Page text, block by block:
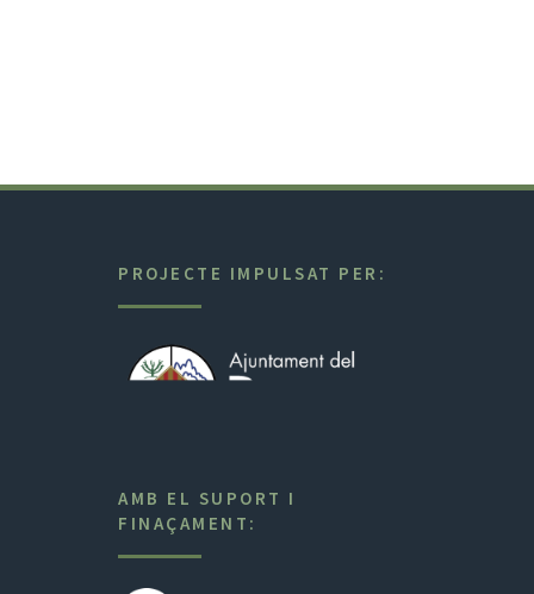
PROJECTE IMPULSAT PER:
AMB EL SUPORT I
FINAÇAMENT: